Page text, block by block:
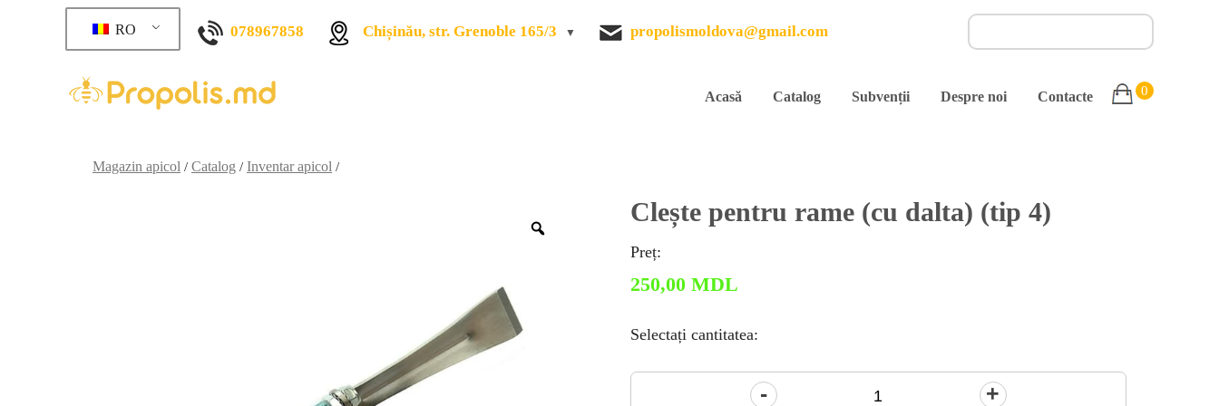
RO 078967858 Chișinău, str. Grenoble 165/3 propolismoldova@gmail.com
Acasă Catalog Subvenții Despre noi Contacte 0
Magazin apicol / Catalog / Inventar apicol /
Clește pentru rame (cu dalta) (tip 4)
Preț:
250,00 MDL
Selectați cantitatea: